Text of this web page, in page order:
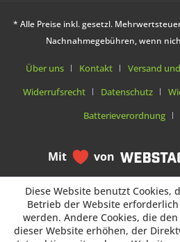
* Alle Preise inkl. gesetzl.
Nachnahmegebühren, wenn
Über uns Kontakt
Versand
Widerrufsrecht
Datenschutz
Batterieverordnung
Mit von
Diese Website benutzt Cookies,
Betrieb der Website
werden. Andere Cookies, die
dieser Website erhöhen, der
Diese Website benutzt Cookies,
Betrieb der Website
werden. Andere Cookies, die
dieser Website erhöhen, der